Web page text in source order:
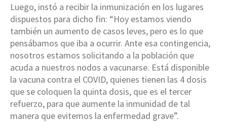
Luego, instó a recibir la inmunización en los lugares
dispuestos para dicho fin: “Hoy estamos viendo
también un aumento de casos leves, pero es lo que
pensábamos que iba a ocurrir. Ante esa contingencia,
nosotros estamos solicitando a la población que
acuda a nuestros nodos a vacunarse. Está disponible
la vacuna contra el COVID, quienes tienen las 4 dosis
que se coloquen la quinta dosis, que es el tercer
refuerzo, para que aumente la inmunidad de tal
manera que evitemos la enfermedad grave”.